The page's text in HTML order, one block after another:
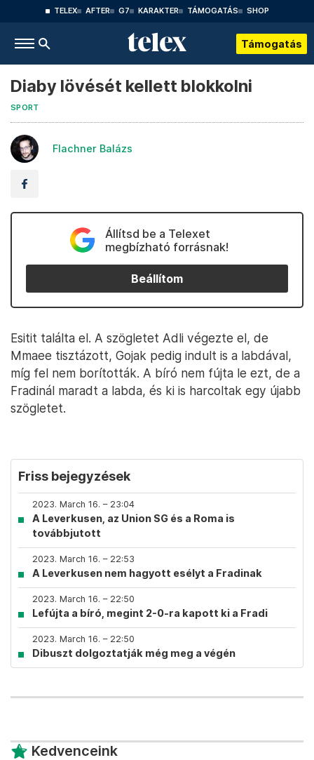
TELEX AFTER G7 KARAKTER TÁMOGATÁS SHOP
Támogatás
Diaby lövését kellett blokkolni
SPORT
Flachner Balázs
Állítsd be a Telexet
megbízható forrásnak!
Beállítom
Esitit találta el. A szögletet Adli végezte el, de
Mmaee tisztázott, Gojak pedig indult is a labdával,
míg fel nem borították. A bíró nem fújta le ezt, de a
Fradinál maradt a labda, és ki is harcoltak egy újabb
szögletet.
Friss bejegyzések
2023. March 16. – 23:04
A Leverkusen, az Union SG és a Roma is
továbbjutott
2023. March 16. – 22:53
A Leverkusen nem hagyott esélyt a Fradinak
2023. March 16. – 22:50
Lefújta a bíró, megint 2-0-ra kapott ki a Fradi
2023. March 16. – 22:50
Dibuszt dolgoztatják még meg a végén
Kedvenceink